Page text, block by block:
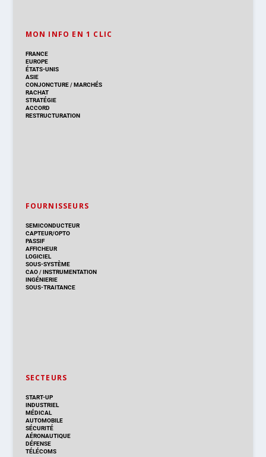
MON INFO EN 1 CLIC
FRANCE
EUROPE
ÉTATS-UNIS
ASIE
CONJONCTURE/MARCHÉS
RACHAT
STRATÉGIE
ACCORD
RESTRUCTURATION
FOURNISSEURS
SEMICONDUCTEUR
CAPTEUR/OPTO
PASSIF
AFFICHEUR
LOGICIEL
SOUS-SYSTÈME
CAO/INSTRUMENTATION
INGÉNIERIE
SOUS-TRAITANCE
SECTEURS
START-UP
INDUSTRIEL
MÉDICAL
AUTOMOBILE
SÉCURITÉ
AÉRONAUTIQUE
DÉFENSE
TÉLÉCOMS